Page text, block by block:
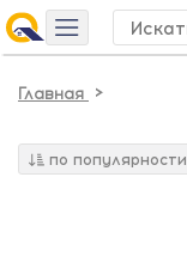
Главная >
по популярности